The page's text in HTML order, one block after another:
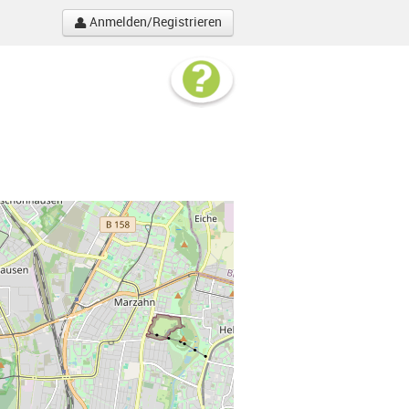
Anmelden/Registrieren